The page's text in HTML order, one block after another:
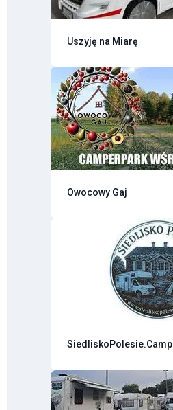
Uszyję na Miarę
Owocowy Gaj
SiedliskoPolesie.Camp